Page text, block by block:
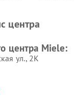
центра
центра Miele:
ул., 2К